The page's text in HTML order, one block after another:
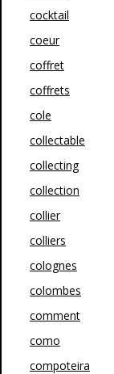
cocktail
coeur
coffret
coffrets
cole
collectable
collecting
collection
collier
colliers
colognes
colombes
comment
como
compoteira